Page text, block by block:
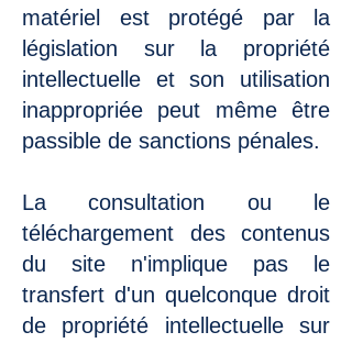
matériel est protégé par la
législation sur la propriété
intellectuelle et son utilisation
inappropriée peut même être
passible de sanctions pénales.
La consultation ou le
téléchargement des contenus
du site n'implique pas le
transfert d'un quelconque droit
de propriété intellectuelle sur